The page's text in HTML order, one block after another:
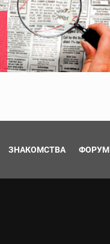
ЗНАКОМСТВА
ФОРУМ